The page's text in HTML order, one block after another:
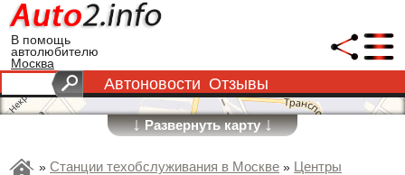
В помощь
автолюбителю
Москва
Автоновости Отзывы
↓Развернуть карту↓
» Станции техобслуживания в Москве » Центры